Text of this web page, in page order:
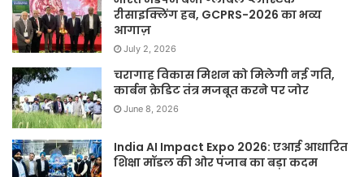
रीसाइक्लिंग हब, GCPRS-2026 का भव्य
आगाज़
July 2, 2026
चरागाह विकास मिशन को मिलेगी नई गति,
कार्बन क्रेडिट तंत्र मजबूत करने पर जोर
June 8, 2026
India AI Impact Expo 2026: एआई आधारित
शिक्षा मॉडल की ओर पंजाब का बड़ा कदम